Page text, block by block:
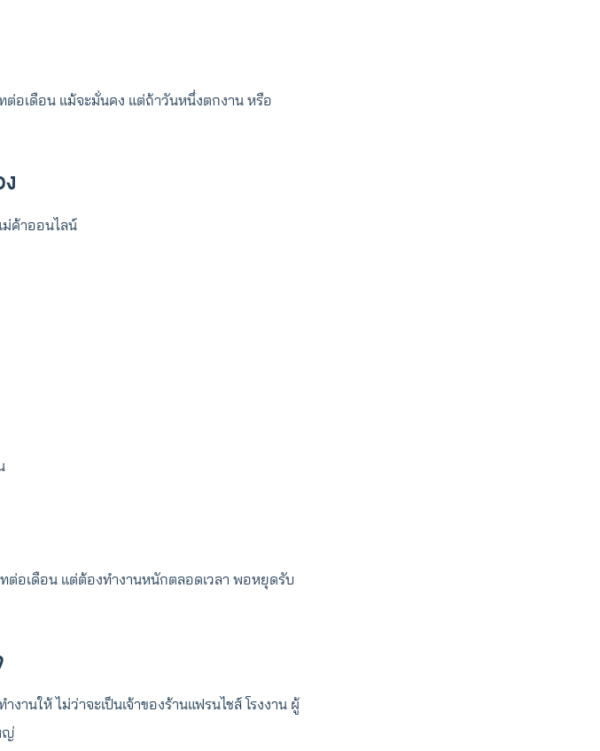
อเดือน แม้จะมั่นคง แต่ถ้าวันหนึ่งตกงาน หรือ
ค้าออนไลน์
อเดือน แต่ต้องทำงานหนักตลอดเวลา พอหยุดรับ
านให้ ไม่ว่าจะเป็นเจ้าของร้านแฟรนไชส์ โรงงาน ผู้
ญ่